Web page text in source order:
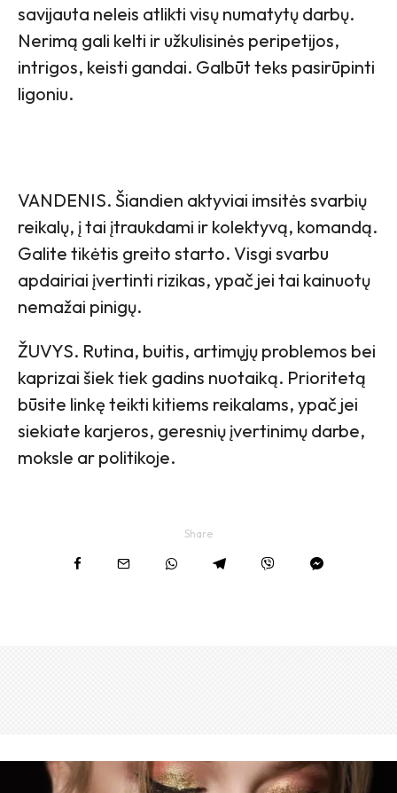
savijauta neleis atlikti visų numatytų darbų.
Nerimą gali kelti ir užkulisinės peripetijos,
intrigos, keisti gandai. Galbūt teks pasirūpinti
ligoniu.
VANDENIS. Šiandien aktyviai imsitės svarbių
reikalų, į tai įtraukdami ir kolektyvą, komandą.
Galite tikėtis greito starto. Visgi svarbu
apdairiai įvertinti rizikas, ypač jei tai kainuotų
nemažai pinigų.
ŽUVYS. Rutina, buitis, artimųjų problemos bei
kaprizai šiek tiek gadins nuotaiką. Prioritetą
būsite linkę teikti kitiems reikalams, ypač jei
siekiate karjeros, geresnių įvertinimų darbe,
moksle ar politikoje.
Share